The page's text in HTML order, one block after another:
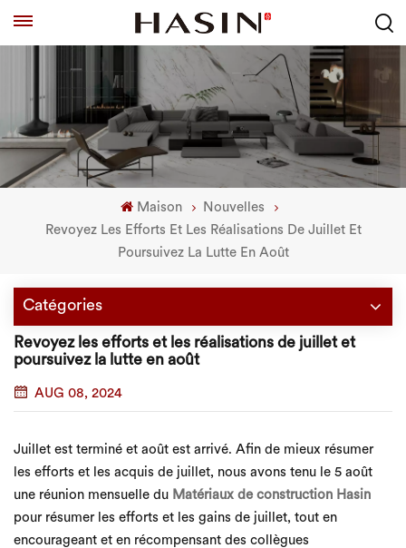
Maison
Nouvelles
Revoyez Les Efforts Et Les Réalisations De Juillet Et
Poursuivez La Lutte En Août
Catégories
Revoyez les efforts et les réalisations de juillet et
poursuivez la lutte en août
AUG 08, 2024
Juillet est terminé et août est arrivé. Afin de mieux résumer
les efforts et les acquis de juillet, nous avons tenu le 5 août
une réunion mensuelle du Matériaux de construction Hasin
pour résumer les efforts et les gains de juillet, tout en
encourageant et en récompensant des collègues